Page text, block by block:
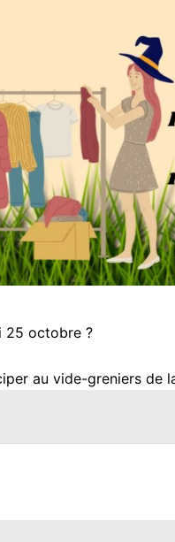
25 octobre ?
au vide-greniers de